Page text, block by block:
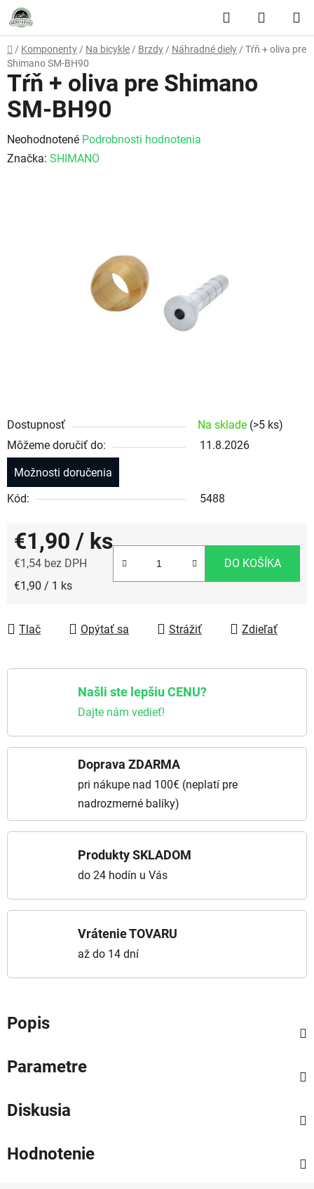
Prejsť na obsah Hľadať
Domov
/ Komponenty / Na bicykle / Brzdy / Náhradné diely / Tŕň + oliva pre
Shimano SM-BH90
Dostupnosť Na sklade (>5 ks)
Môžeme doručiť do:
11.8.2026
Možnosti doručenia
Kód:
5488
€1,90 / ks
€1,54 bez DPH
Jednotková cena:
€1,90 / 1 ks
DO KOŠÍKA
Tlač Opýtať sa Strážiť Zdieľať
Tŕň + oliva pre Shimano
SM-BH90
Priemerné hodnotenie produktu je 0,0 z 5 hviezdičiek.
Neohodnotené Podrobnosti hodnotenia
Značka: SHIMANO
Našli ste lepšiu CENU?
Dajte nám vedieť!
Doprava ZDARMA
pri nákupe nad 100€ (neplatí pre
nadrozmerné balíky)
Produkty SKLADOM
do 24 hodín u Vás
Vrátenie TOVARU
až do 14 dní
Popis
Parametre
Diskusia
Hodnotenie